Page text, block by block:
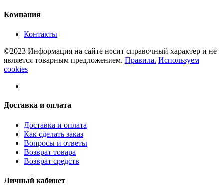
Компания
Контакты
©2023 Информация на сайте носит справочный характер и не
является товарным предложением. Правила. Используем
cookies
Доставка и оплата
Доставка и оплата
Как сделать заказ
Вопросы и ответы
Возврат товара
Возврат средств
Личный кабинет